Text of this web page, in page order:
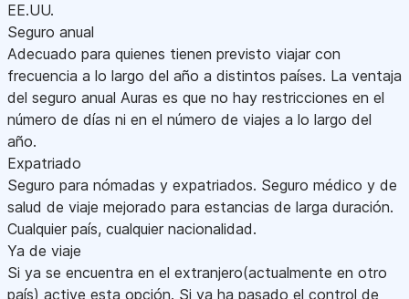
EE.UU.
Seguro anual
Adecuado para quienes tienen previsto viajar con
frecuencia a lo largo del año a distintos países. La ventaja
del seguro anual Auras es que no hay restricciones en el
número de días ni en el número de viajes a lo largo del
año.
Expatriado
Seguro para nómadas y expatriados. Seguro médico y de
salud de viaje mejorado para estancias de larga duración.
Cualquier país, cualquier nacionalidad.
Ya de viaje
Si ya se encuentra en el extranjero(actualmente en otro
país) active esta opción. Si ya ha pasado el control de